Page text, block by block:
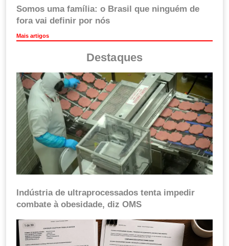
Somos uma família: o Brasil que ninguém de
fora vai definir por nós
Mais artigos
Destaques
Indústria de ultraprocessados tenta impedir
combate à obesidade, diz OMS